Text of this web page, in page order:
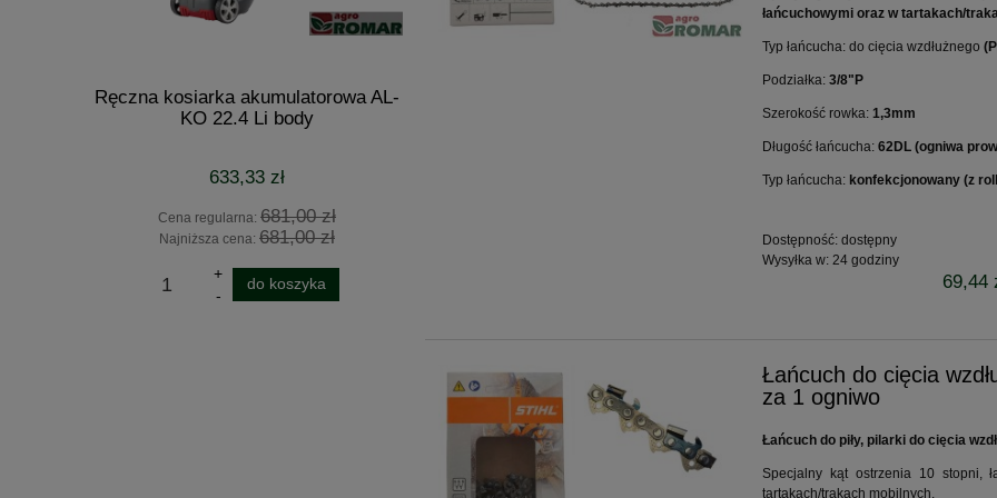
Ręczna kosiarka akumulatorowa AL-
KO 22.4 Li body
633,33 zł
Cena regularna: 681,00 zł
Najniższa cena: 681,00 zł
do koszyka
Bosch 18V zestaw
663,09 zł
Najniższa cena:713,00 zł
do koszyka
łańcuchowymi oraz w tartakach/
Typ łańcucha: do cięcia wzdłużnego
Podziałka:3/8"P
Szerokość rowka: 1,3mm
Długość łańcucha:62DL (ogniwa
Typ łańcucha: konfekcjonowany (z
Dostępność: dostępny
Wysyłka w: 24 godziny
69,44
Łańcuch do cięcia
za 1 ogniwo
Łańcuch do piły, pilarki do cięcia
Specjalny kąt ostrzenia 10 stopni,
tartakach/trakach mobilnych.